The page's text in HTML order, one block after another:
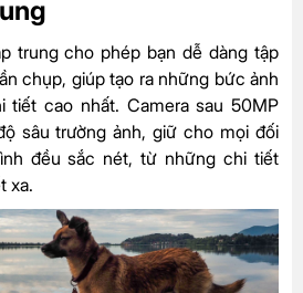
trung cho phép bạn dễ dàng tập
chụp, giúp tạo ra những bức ảnh
tiết cao nhất. Camera sau 50MP
sâu trường ảnh, giữ cho mọi đối
đều sắc nét, từ những chi tiết
xa.